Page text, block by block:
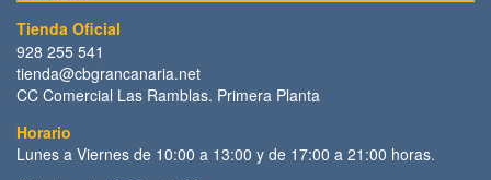
Tienda Oficial
928 255 541
tienda@cbgrancanaria.net
CC Comercial Las Ramblas. Primera Planta
Horario
Lunes a Viernes de 10:00 a 13:00 y de 17:00 a 21:00 horas.